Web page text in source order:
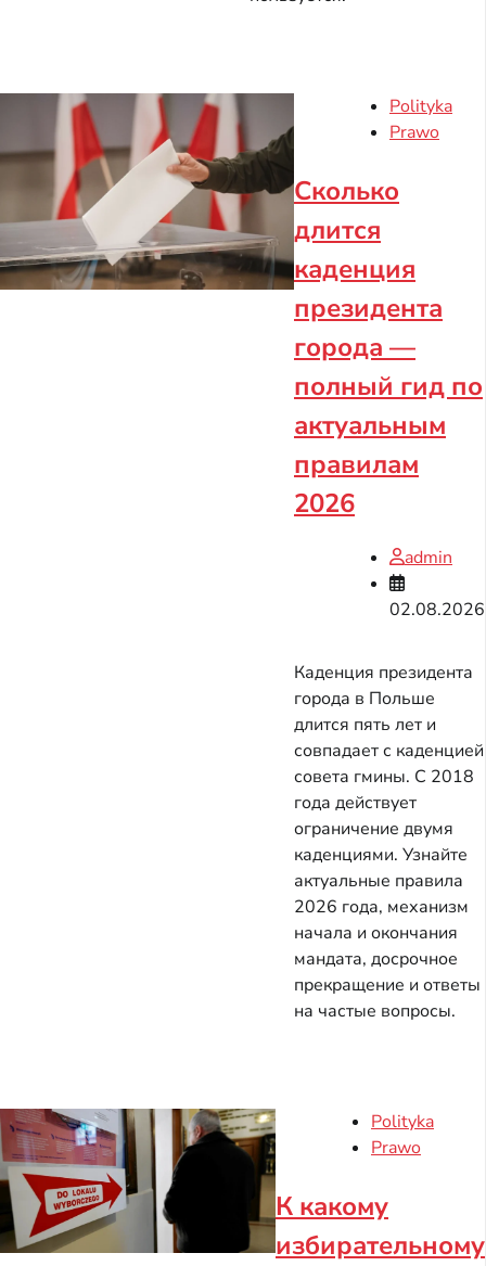
Polityka
Prawo
Сколько
длится
каденция
президента
города —
полный гид по
актуальным
правилам
2026
admin
02.08.2026
Каденция президента
города в Польше
длится пять лет и
совпадает с каденцией
совета гмины. С 2018
года действует
ограничение двумя
каденциями. Узнайте
актуальные правила
2026 года, механизм
начала и окончания
мандата, досрочное
прекращение и ответы
на частые вопросы.
Polityka
Prawo
К какому
избирательному